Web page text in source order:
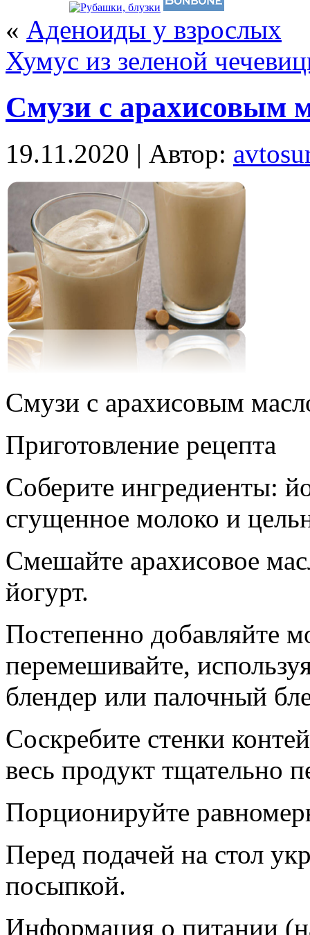
« Аденоиды у взрослых
Хумус из зеленой
Смузи с арахисовым
19.11.2020 | Автор:
Смузи с арахисовым
Приготовление рецепта
Соберите ингредиенты:
сгущенное молоко и
Смешайте арахисовое
йогурт.
Постепенно добавляйте
перемешивайте,
блендер или палочный
Соскребите стенки
весь продукт тщательно
Порционируйте
Перед подачей на стол
посыпкой.
Информация о питании